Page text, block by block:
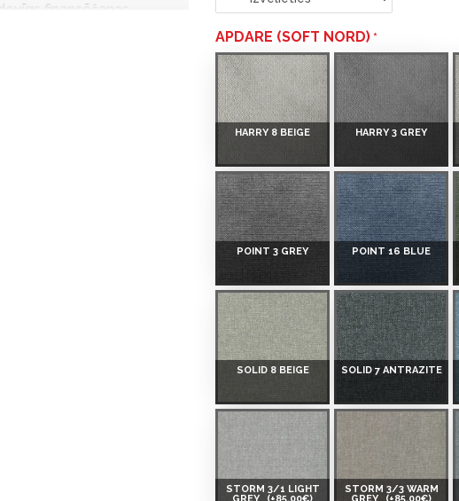
finansēšanas
APDARE (SOFT NORD)
HARRY 8 BEIGE HARRY 3 GREY
POINT 3 GREY POINT 16 BLUE
SOLID 8 BEIGE SOLID 7 ANTRAZITE
STORM 3/1 LIGHT
STORM 3/3 WARM